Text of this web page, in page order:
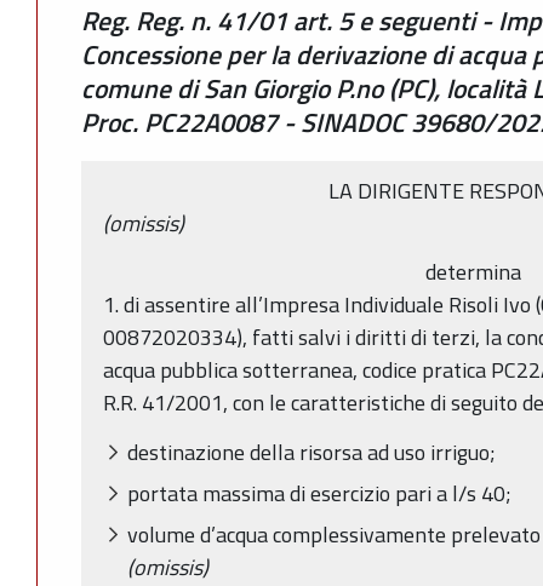
Reg. Reg. n. 41/01 art. 5 e seguenti -
Concessione per la derivazione di
comune di San Giorgio P.no (PC), località
Proc. PC22A0087 - SINADOC 39680/
LA DIRIGENTE
(omissis)
determina
1. di assentire all’Impresa Individuale Risoli Ivo
00872020334), fatti salvi i diritti di terzi, la
acqua pubblica sotterranea, codice pratica
R.R. 41/2001, con le caratteristiche di seguito
destinazione della risorsa ad uso irriguo;
portata massima di esercizio pari a l/s 40;
volume d’acqua complessivamente
(omissis)